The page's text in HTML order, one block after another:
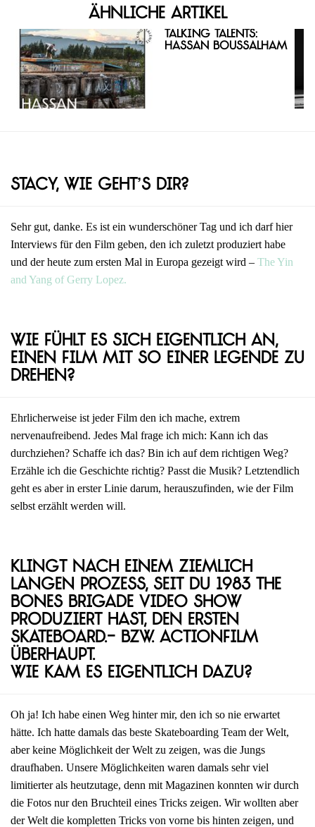
Ähnliche Artikel
Talking Talents:
Hassan Boussalham
Stacy, wie geht’s dir?
Sehr gut, danke. Es ist ein wunderschöner Tag und ich darf hier
Interviews für den Film geben, den ich zuletzt produziert habe
und der heute zum ersten Mal in Europa gezeigt wird – The Yin
and Yang of Gerry Lopez.
Wie fühlt es sich eigentlich an,
einen Film mit so einer Legende zu
drehen?
Ehrlicherweise ist jeder Film den ich mache, extrem
nervenaufreibend. Jedes Mal frage ich mich: Kann ich das
durchziehen? Schaffe ich das? Bin ich auf dem richtigen Weg?
Erzähle ich die Geschichte richtig? Passt die Musik? Letztendlich
geht es aber in erster Linie darum, herauszufinden, wie der Film
selbst erzählt werden will.
Klingt nach einem ziemlich
langen Prozess, seit du 1983 The
Bones Brigade Video Show
produziert hast, den ersten
Skateboard.- bzw. Actionfilm
überhaupt.
Wie kam es eigentlich dazu?
Oh ja! Ich habe einen Weg hinter mir, den ich so nie erwartet
hätte. Ich hatte damals das beste Skateboarding Team der Welt,
aber keine Möglichkeit der Welt zu zeigen, was die Jungs
draufhaben. Unsere Möglichkeiten waren damals sehr viel
limitierter als heutzutage, denn mit Magazinen konnten wir durch
die Fotos nur den Bruchteil eines Tricks zeigen. Wir wollten aber
der Welt die kompletten Tricks von vorne bis hinten zeigen, und